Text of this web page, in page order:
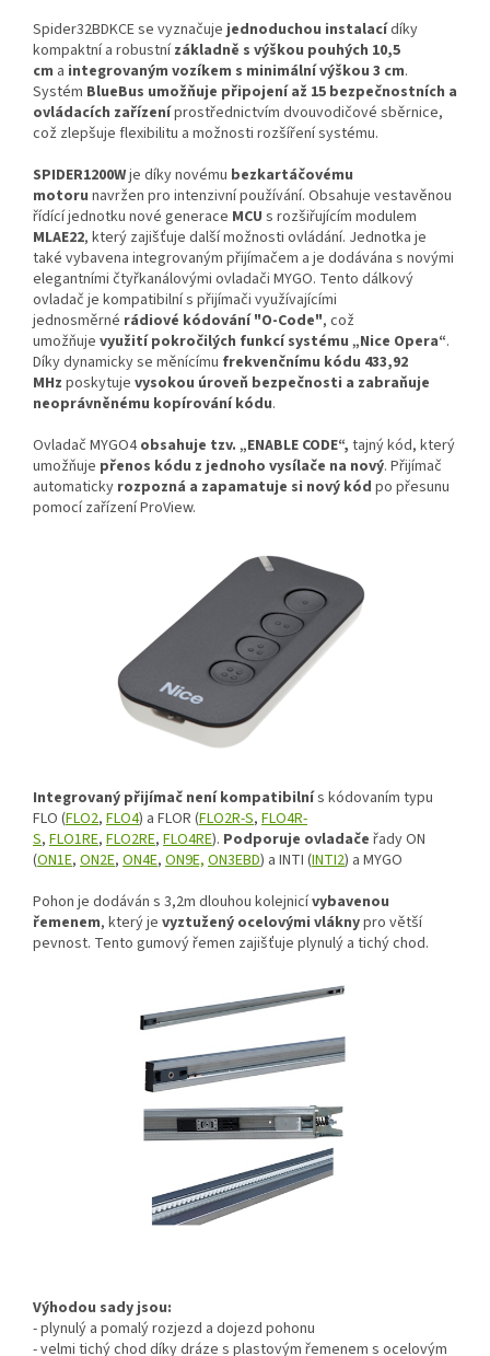
Spider32BDKCE se vyznačuje jednoduchou instalacídíky
kompaktní a robustnízákladně s výškou pouhých 10,5
cm a integrovaným vozíkem s minimální výškou 3 cm.
Systém BlueBus umožňuje připojení až 15 bezpečnostních a
ovládacích zařízeníprostřednictvím dvouvodičové sběrnice,
což zlepšuje flexibilitu a možnosti rozšíření systému.
SPIDER1200Wje díky novému bezkartáčovému
motoru navržen pro intenzivní používání. Obsahuje vestavěnou
řídící jednotku nové generace MCU s rozšiřujícím modulem
MLAE22, který zajišťuje další možnosti ovládání. Jednotka je
také vybavena integrovaným přijímačem a je dodávána s novými
elegantními čtyřkanálovými ovladači MYGO. Tento dálkový
ovladač je kompatibilní s přijímači využívajícími
jednosměrné rádiové kódování "O-Code", což
umožňuje využití pokročilých funkcí systému „Nice Opera“.
Díky dynamicky se měnícímu frekvenčnímu kódu 433,92
MHz poskytuje vysokou úroveň bezpečnosti a zabraňuje
neoprávněnému kopírování kódu.
Ovladač MYGO4obsahuje tzv. „ENABLE CODE“, tajný kód, který
umožňuje přenos kódu z jednoho vysílače na nový. Přijímač
automaticky rozpozná a zapamatuje si nový kód po přesunu
pomocí zařízení ProView.
Integrovaný přijímač není kompatibilnís kódovaním typu
FLO (FLO2, FLO4) a FLOR (FLO2R-S, FLO4R-
S, FLO1RE, FLO2RE, FLO4RE). Podporuje ovladače řady ON
(ON1E, ON2E, ON4E, ON9E, ON3EBD) a INTI (INTI2) a MYGO
Pohon je dodáván s 3,2m dlouhou kolejnicívybavenou
řemenem, který je vyztužený ocelovými vláknypro větší
pevnost. Tento gumový řemen zajišťuje plynulý a tichý chod.
Výhodou sady jsou:
- plynulý a pomalý rozjezd a dojezd pohonu
- velmi tichý chod díky dráze s plastovým řemenem s ocelovým